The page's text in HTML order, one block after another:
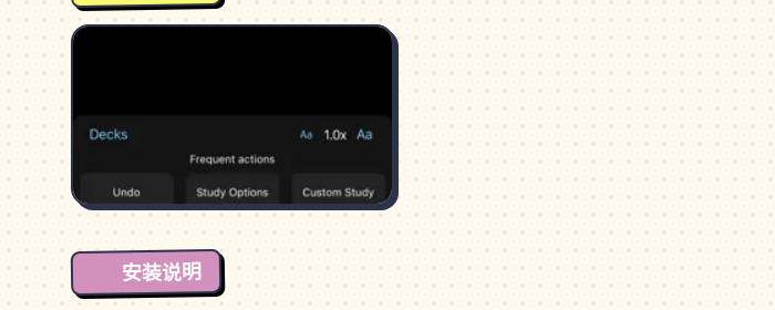
安装说明